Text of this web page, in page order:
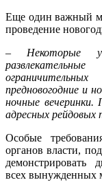
Еще один важный
проведение
– Некоторые
предновогодние и
ночные вечеринки.
адресных рейдовых
Особые
органов власти,
демонстрировать
всех вынужденных